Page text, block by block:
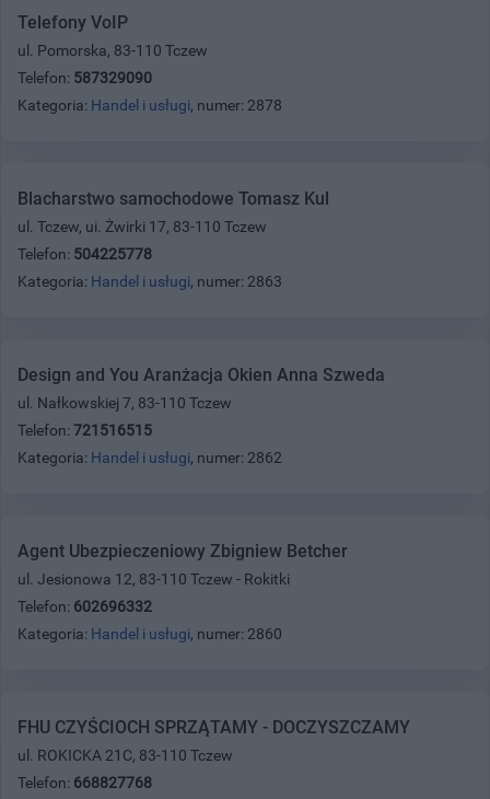
Telefony VoIP
ul. Pomorska, 83-110 Tczew
Telefon: 587329090
Kategoria: Handel i usługi, numer: 2878
Blacharstwo samochodowe Tomasz Kul
ul. Tczew, ui. Żwirki 17, 83-110 Tczew
Telefon: 504225778
Kategoria: Handel i usługi, numer: 2863
Design and You Aranżacja Okien Anna Szweda
ul. Nałkowskiej 7, 83-110 Tczew
Telefon: 721516515
Kategoria: Handel i usługi, numer: 2862
Agent Ubezpieczeniowy Zbigniew Betcher
ul. Jesionowa 12, 83-110 Tczew - Rokitki
Telefon: 602696332
Kategoria: Handel i usługi, numer: 2860
FHU CZYŚCIOCH SPRZĄTAMY - DOCZYSZCZAMY
ul. ROKICKA 21C, 83-110 Tczew
Telefon: 668827768